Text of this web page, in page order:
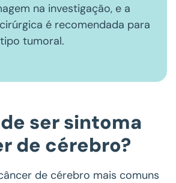
na investigação, e a
é recomendada para
tumoral.
ser sintoma
de cérebro?
de cérebro mais comuns